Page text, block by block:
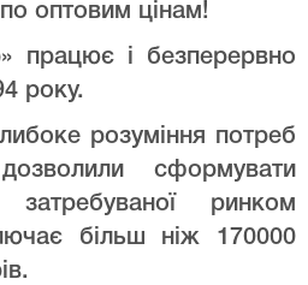
оптовим цінам!
працює і безперервно
року.
розуміння потреб
сформувати
ринком
більш ніж 170000